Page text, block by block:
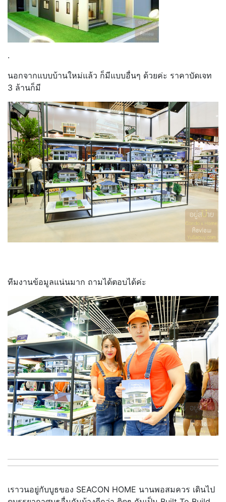
.
นอกจากแบบบ้านใหม่แล้ว ก็มีแบบอื่นๆ ด้วยค่ะ ราคาบัดเจท
3 ล้านก็มี
ทีมงานข้อมูลแน่นมาก ถามได้ตอบได้ค่ะ
เราวนอยู่กับบูธของ SEACON HOME นานพอสมควร เดินไป